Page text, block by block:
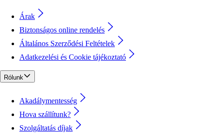
Árak
Biztonságos online rendelés
Általános Szerződési Feltételek
Adatkezelési és Cookie tájékoztató
Rólunk
Akadálymentesség
Hova szállítunk?
Szolgáltatás díjak